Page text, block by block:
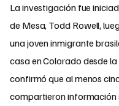
La investigación fue
de Mesa, Todd Rowell,
una joven inmigrante
casa en Colorado desde
confirmó que al menos
compartieron información